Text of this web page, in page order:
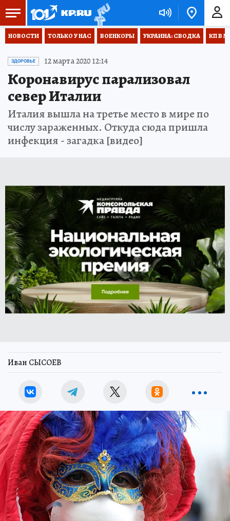
НОВОСТИ ТОЛЬКО У НАС ВОЕНКОРЫ УКРАИНА: СВОДКА КП В
ЗДОРОВЬЕ 12 марта 2020 12:14
Коронавирус парализовал
север Италии
Италия вышла на третье место в мире по
числу зараженных. Откуда сюда пришла
инфекция - загадка [видео]
Иван СЫСОЕВ